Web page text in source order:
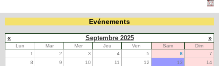
recherche
site map
messages récents
Evénements
« Septembre 2025 »
Lun Mar Mer Jeu Ven Sam
Dim
1
2 3 4 5 6
7
8
9 10 11 12 13
14